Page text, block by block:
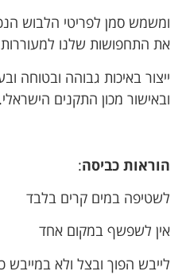
ומשמש סמן לפריטי הלבוש
את התחפושות שלנו
ייצור באיכות גבוהה ובטוחה
ובאישור מכון התקנים הישראלי.
הוראות כביסה:
לשטיפה במים קרים בלבד
אין לשפשף במקום אחד
לייבש הפוך ובצל ולא במייבש